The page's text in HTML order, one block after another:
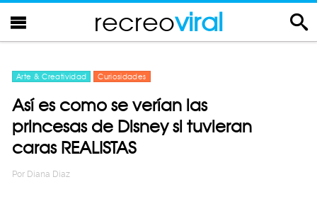
recreoviral
Arte & Creatividad Curiosidades
Así es como se verían las
princesas de Disney si tuvieran
caras REALISTAS
Por Diana Diaz